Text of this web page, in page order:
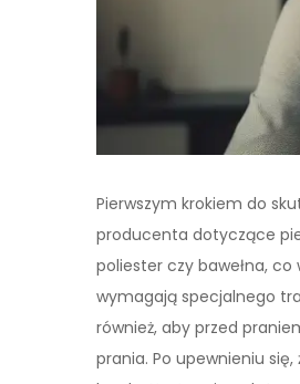
Pierwszym krokiem do
producenta dotyczące
poliester czy bawełna,
wymagają specjalnego
również, aby przed
prania. Po upewnieniu